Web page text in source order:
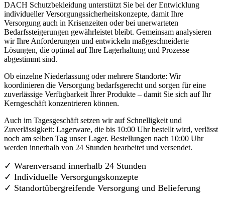
DACH Schutzbekleidung unterstützt Sie bei der Entwicklung
individueller Versorgungssicherheitskonzepte, damit Ihre
Versorgung auch in Krisenzeiten oder bei unerwarteten
Bedarfssteigerungen gewährleistet bleibt. Gemeinsam analysieren
wir Ihre Anforderungen und entwickeln maßgeschneiderte
Lösungen, die optimal auf Ihre Lagerhaltung und Prozesse
abgestimmt sind.
Ob einzelne Niederlassung oder mehrere Standorte: Wir
koordinieren die Versorgung bedarfsgerecht und sorgen für eine
zuverlässige Verfügbarkeit Ihrer Produkte – damit Sie sich auf Ihr
Kerngeschäft konzentrieren können.
Auch im Tagesgeschäft setzen wir auf Schnelligkeit und
Zuverlässigkeit: Lagerware, die bis 10:00 Uhr bestellt wird, verlässt
noch am selben Tag unser Lager. Bestellungen nach 10:00 Uhr
werden innerhalb von 24 Stunden bearbeitet und versendet.
✓ Warenversand innerhalb 24 Stunden
✓ Individuelle Versorgungskonzepte
✓ Standortübergreifende Versorgung und Belieferung